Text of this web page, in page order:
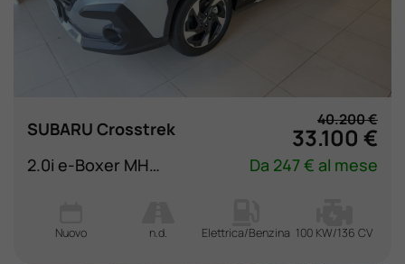
SUBARU Crosstrek 40.200 €
33.100 €
2.0i e-Boxer MHEV CVT Lineartronic Style Xtra Da 247 € al mese
Nuovo n.d. Elettrica/Benzina 100 KW/136 CV